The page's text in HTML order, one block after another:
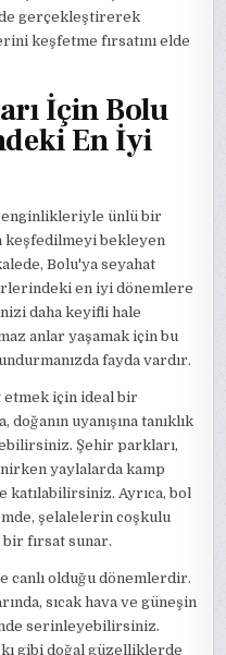
gerçekleştirerek
keşfetme fırsatını elde
İçin Bolu
En İyi
ünlü bir
keşfedilmeyi bekleyen
Bolu'ya seyahat
en iyi dönemlere
daha keyifli hale
anlar yaşamak için bu
fayda vardır.
için ideal bir
uyanışına tanıklık
Şehir parkları,
yaylalarda kamp
Ayrıca, bol
şelalelerin coşkulu
fırsat sunar.
canlı olduğu dönemlerdir.
sıcak hava ve güneşin
serinleyebilirsiniz.
gibi doğal güzelliklerde